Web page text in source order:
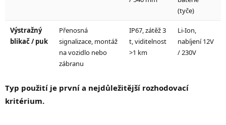
(tyče)
Výstražný
blikač / puk
Přenosná
signalizace, montáž
na vozidlo nebo
zábranu
IP67, zátěž 3
t, viditelnost
>1 km
Li-Ion,
nabíjení 12V
/ 230V
Typ použití je první a nejdůležitější rozhodovací
kritérium.